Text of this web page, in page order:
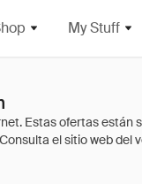
My Stuff